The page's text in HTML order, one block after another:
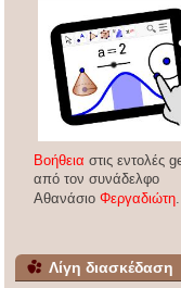
Βοήθειαστις εντολές
από τον συνάδελφο
ΑθανάσιοΦεργαδιώτη
Λίγη διασκέδαση